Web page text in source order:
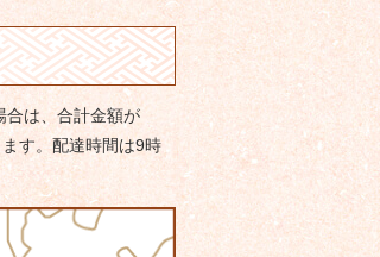
合は、合計金額が
す。配達時間は9時